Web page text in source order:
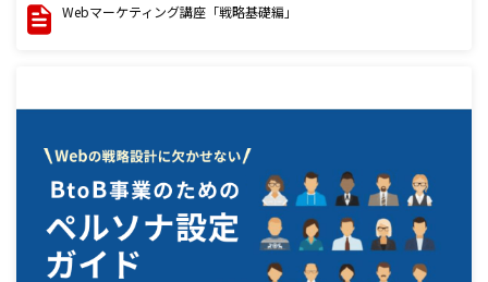
Webマーケティング講座「戦略基礎編」